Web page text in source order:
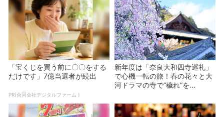
「宝くじを買う前に〇〇をする
だけです」7億当選者が続出
PR(合同会社デジタルファーム )
新年度は「奈良大和四寺巡礼」
で心機一転の旅！春の花々と大
河ドラマの寺で“穢れ”を...